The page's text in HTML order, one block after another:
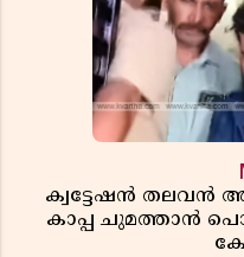
ക്വട്ടേഷൻ തലവൻ
കാപ്പ ചുമത്താൻ